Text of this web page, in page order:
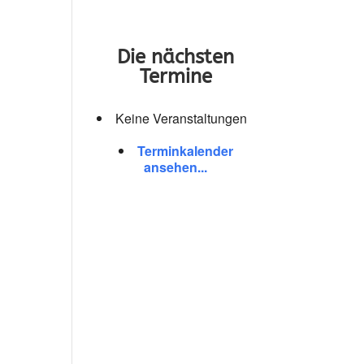
Die nächsten
Termine
Keine Veranstaltungen
Terminkalender
ansehen...